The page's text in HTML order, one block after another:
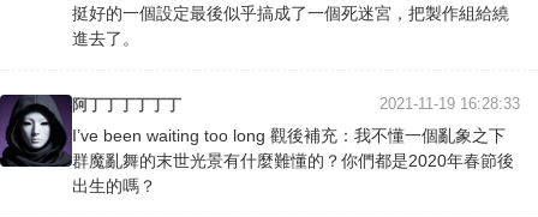
挺好的一個設定最後似乎搞成了一個死迷宮，把製作組給繞
進去了。
阿丁丁丁丁丁丁 2021-11-19 16:28:33
I’ve been waiting too long 觀後補充：我不懂一個亂象之下
群魔亂舞的末世光景有什麼難懂的？你們都是2020年春節後
出生的嗎？